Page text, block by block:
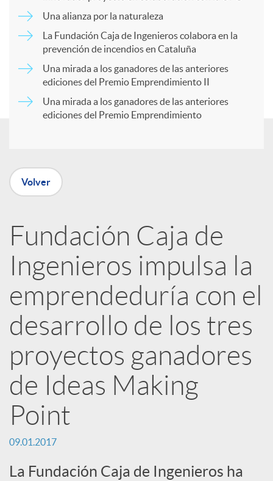
d
o
a
r
t
r
e
n
R
e
d
e
s
Una alianza por la naturaleza
La Fundación Caja de Ingenieros colabora en la
prevención de incendios en Cataluña
Una mirada a los ganadores de las anteriores
ediciones del Premio Emprendimiento II
Una mirada a los ganadores de las anteriores
ediciones del Premio Emprendimiento
Volver
Fundación Caja de
Ingenieros impulsa la
emprendeduría con el
desarrollo de los tres
proyectos ganadores
de Ideas Making
Point
09.01.2017
La Fundación Caja de Ingenieros ha